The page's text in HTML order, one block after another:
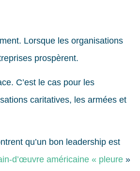
Lorsque les organisations
prospèrent.
C’est le cas pour les
caritatives, les armées et
qu’un bon leadership est
d’œuvre américaine « pleure »